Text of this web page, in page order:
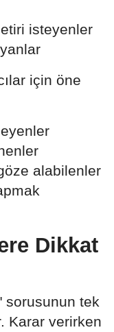
isteyenler
için öne
alabilenler
Dikkat
sorusunun tek
Karar verirken